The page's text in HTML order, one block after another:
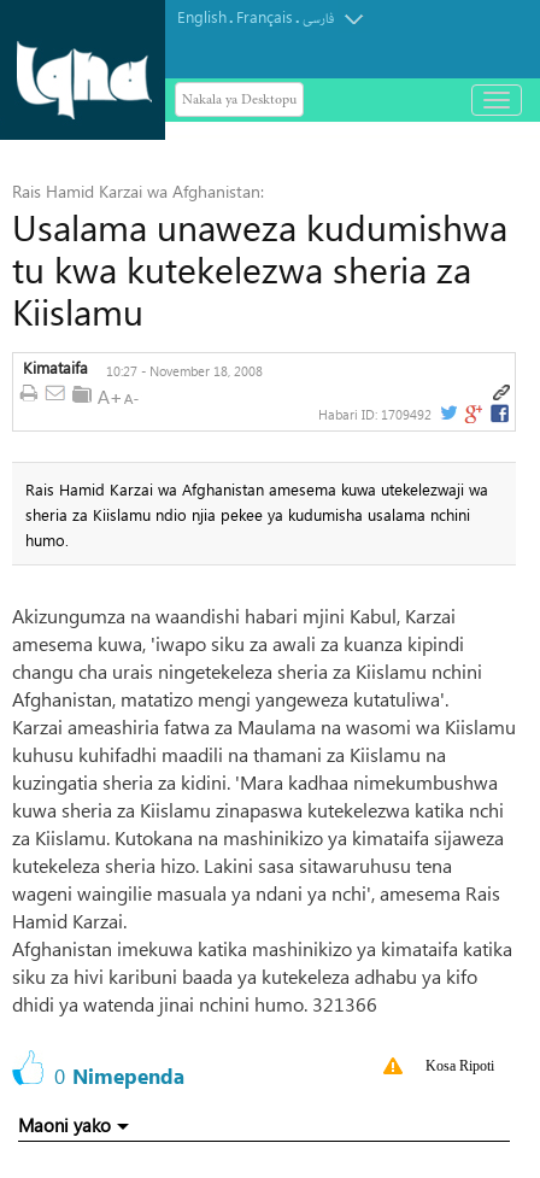
English. Français.فارسی
Nakala ya Desktopu
باز
و
Rais Hamid Karzai wa Afghanistan:
Usalama unaweza kudumishwa
tu kwa kutekelezwa sheria za
Kiislamu
Kimataifa 10:27 - November 18, 2008
Habari ID: 1709492
Rais Hamid Karzai wa Afghanistan amesema kuwa utekelezwaji wa
sheria za Kiislamu ndio njia pekee ya kudumisha usalama nchini
humo.
Akizungumza na waandishi habari mjini Kabul, Karzai
amesema kuwa, 'iwapo siku za awali za kuanza kipindi
changu cha urais ningetekeleza sheria za Kiislamu nchini
Afghanistan, matatizo mengi yangeweza kutatuliwa'.
Karzai ameashiria fatwa za Maulama na wasomi wa Kiislamu
kuhusu kuhifadhi maadili na thamani za Kiislamu na
kuzingatia sheria za kidini. 'Mara kadhaa nimekumbushwa
kuwa sheria za Kiislamu zinapaswa kutekelezwa katika nchi
za Kiislamu. Kutokana na mashinikizo ya kimataifa sijaweza
kutekeleza sheria hizo. Lakini sasa sitawaruhusu tena
wageni waingilie masuala ya ndani ya nchi', amesema Rais
Hamid Karzai.
Afghanistan imekuwa katika mashinikizo ya kimataifa katika
siku za hivi karibuni baada ya kutekeleza adhabu ya kifo
dhidi ya watenda jinai nchini humo. 321366
0 Nimependa Kosa Ripoti
Maoni yako